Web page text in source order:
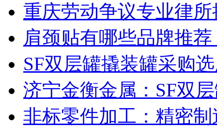
重庆劳动争议专业律
肩颈贴有哪些品牌推
SF双层罐撬装罐采购
济宁金衡金属：SF双
非标零件加工：精密